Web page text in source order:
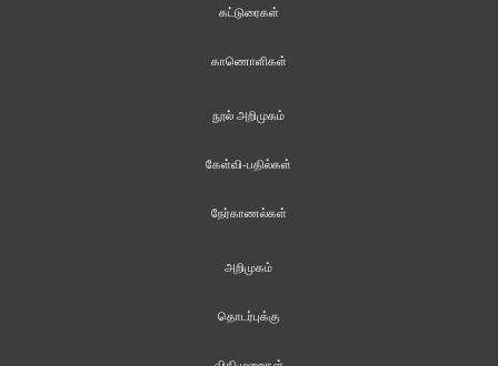
கட்டுரைகள்
காணொளிகள்
நூல் அறிமுகம்
கேள்வி-பதில்கள்
நேர்காணல்கள்
அறிமுகம்
தொடர்புக்கு